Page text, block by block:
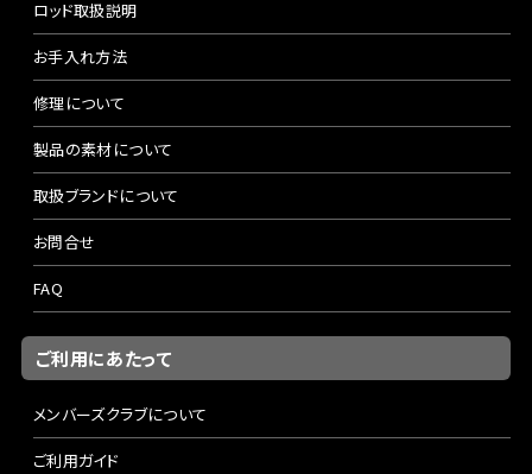
ロッド取扱説明
お手入れ方法
修理について
製品の素材について
取扱ブランドについて
お問合せ
FAQ
ご利用にあたって
メンバーズクラブについて
ご利用ガイド